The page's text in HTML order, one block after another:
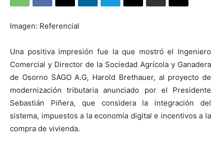
Imagen: Referencial
Una positiva impresión fue la que mostró el Ingeniero
Comercial y Director de la Sociedad Agrícola y Ganadera
de Osorno SAGO A.G, Harold Brethauer, al proyecto de
modernización tributaria anunciado por el Presidente
Sebastián Piñera, que considera la integración del
sistema, impuestos a la economía digital e incentivos a la
compra de vivienda.